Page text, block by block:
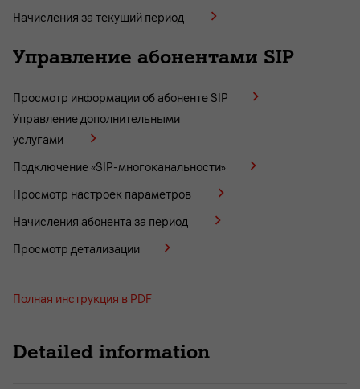
Начисления за текущий период
Управление абонентами SIP
Просмотр информации об абоненте SIP
Управление дополнительными
услугами
Подключение «SIP-многоканальности»
Просмотр настроек параметров
Начисления абонента за период
Просмотр детализации
Полная инструкция в PDF
Detailed information